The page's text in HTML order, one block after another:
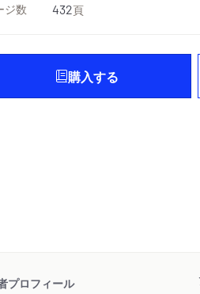
ジ数 432頁
購入する
プロフィール